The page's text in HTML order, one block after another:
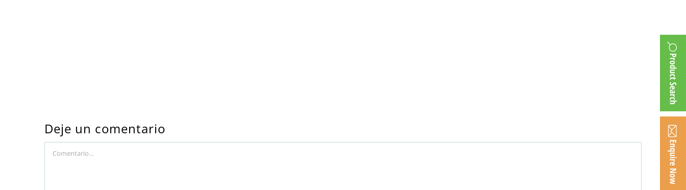
Deje un comentario
Comment